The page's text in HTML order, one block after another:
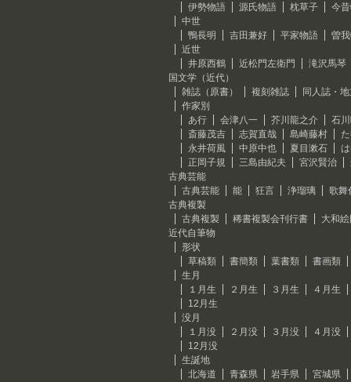
伊勢物語
源氏物語 枕草子
今
中世
鴨長明
吉田兼好 平家物語
曽
近世
井原西鶴
近松門左衛門
滝沢馬琴
国文学（近代）
雑誌（原書）
複刻雑誌
同人誌・
作家別
あ行
会津八一 芥川龍之介
石
斎藤茂吉
志賀直哉 島崎藤村
永井荷風
中原中也 夏目漱石
正岡子規
三島由紀夫 宮沢賢治
古典芸能
古典芸能
能 狂言 浄瑠璃
歌舞
古典複製
古典複製
稀書複製会刊行書
大和
近代自筆物
形状
草稿類
書簡類 葉書類
書画類
生月
１月生
２月生 ３月生
４月生
12月生
没月
１月没
２月没 ３月没
４月没
12月没
生誕地
北海道
青森県 岩手県
宮城県